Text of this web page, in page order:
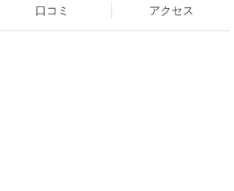
口コミ アクセス